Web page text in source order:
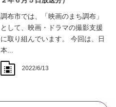
調布市では、「映画のまち調布」
として、映画・ドラマの撮影支援
に取り組んでいます。 今回は、日
本...
2022/6/13